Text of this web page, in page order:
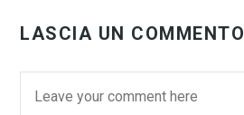
LASCIA UN COMMENTO